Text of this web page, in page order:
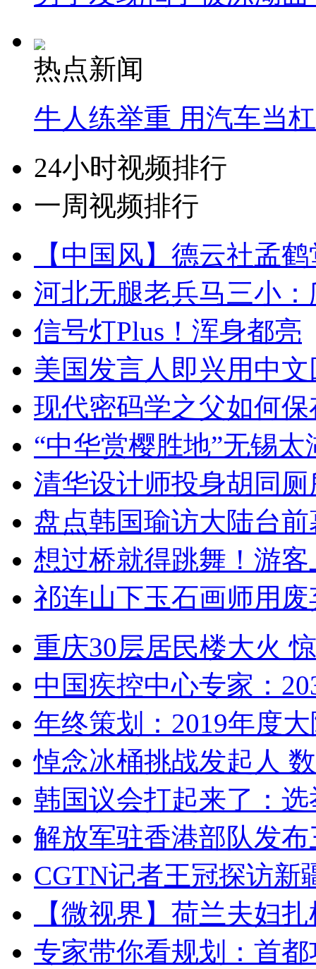
热点新闻
牛人练举重 用汽车当
24小时视频排行
一周视频排行
【中国风】德云社孟
河北无腿老兵马三小
信号灯Plus！浑身都亮
美国发言人即兴用中
现代密码学之父如何
“中华赏樱胜地”无锡
清华设计师投身胡同
盘点韩国瑜访大陆台
想过桥就得跳舞！游客
祁连山下玉石画师用
重庆30层居民楼大火
中国疾控中心专家：
年终策划：2019年度
悼念冰桶挑战发起人
韩国议会打起来了：
解放军驻香港部队发
CGTN记者王冠探访新
【微视界】荷兰夫妇
专家带你看规划：首